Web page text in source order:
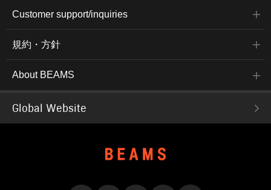
Customer support/inquiries
規約・方針
About BEAMS
Global Website